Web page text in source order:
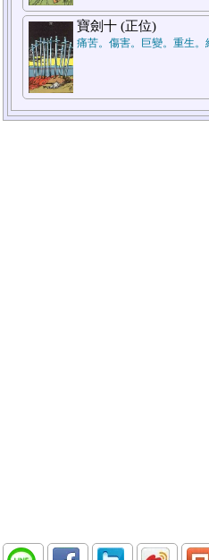
寶劍十 (正位)
痛苦。傷害。巨變。重生。